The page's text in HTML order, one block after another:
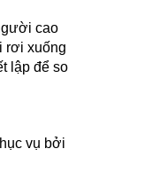
cao
rơi xuống
lập để so
vụ bởi